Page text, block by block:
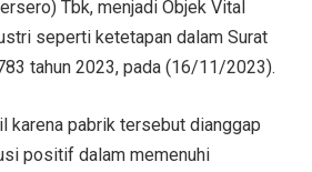
Tbk, menjadi Objek Vital
seperti ketetapan dalam Surat
tahun 2023, pada (16/11/2023).
karena pabrik tersebut dianggap
positif dalam memenuhi